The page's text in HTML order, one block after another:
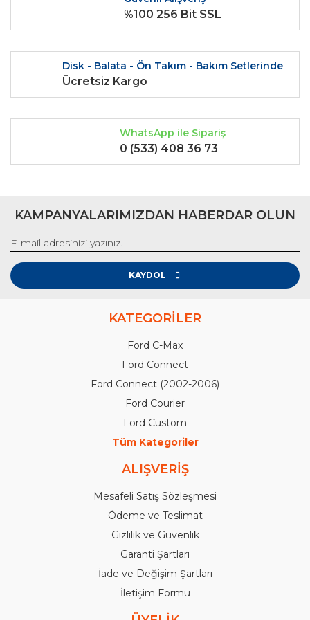
Ürün fiyatı diğer sitelerden daha pahalı.
%100 256 Bit SSL
Disk - Balata - Ön Takım - Bakım Setlerinde
Ücretsiz Kargo
WhatsApp ile Sipariş
0 (533) 408 36 73
KAMPANYALARIMIZDAN HABERDAR OLUN
KAYDOL
KATEGORİLER
Ford C-Max
Ford Connect
Ford Connect (2002-2006)
Ford Courier
Ford Custom
Tüm Kategoriler
ALIŞVERİŞ
Mesafeli Satış Sözleşmesi
Ödeme ve Teslimat
Gizlilik ve Güvenlik
Garanti Şartları
İade ve Değişim Şartları
İletişim Formu